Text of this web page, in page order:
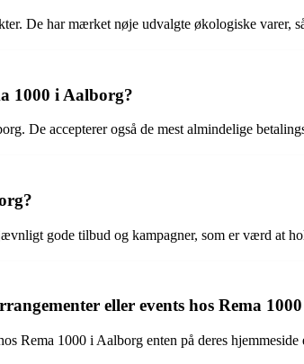
De har mærket nøje udvalgte økologiske varer,
1000 i Aalborg?
De accepterer også de mest almindelige
gode tilbud og kampagner, som er værd at
eller events hos Rema
Rema 1000 i Aalborg enten på deres